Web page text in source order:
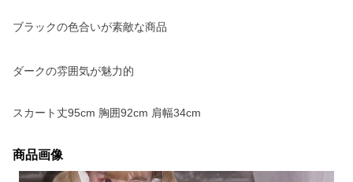
ブラックの色合いが素敵な商品
ダークの雰囲気が魅力的
スカート丈95cm 胸囲92cm 肩幅34cm
商品画像